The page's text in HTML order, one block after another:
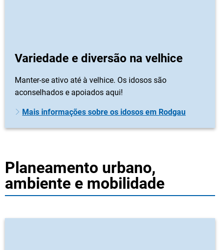
Variedade e diversão na velhice
Manter-se ativo até à velhice. Os idosos são
aconselhados e apoiados aqui!
Mais informações sobre os idosos em Rodgau
Planeamento urbano,
ambiente e mobilidade